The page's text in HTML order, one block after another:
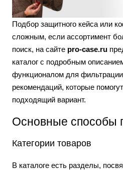
Подбор защитного кейса или
сложным, если ассортимент
поиск, на сайте pro-case.ru
каталог с подробным
функционалом для
рекомендаций, которые
подходящий вариант.
Основные способы
Категории товаров
В каталоге есть разделы,